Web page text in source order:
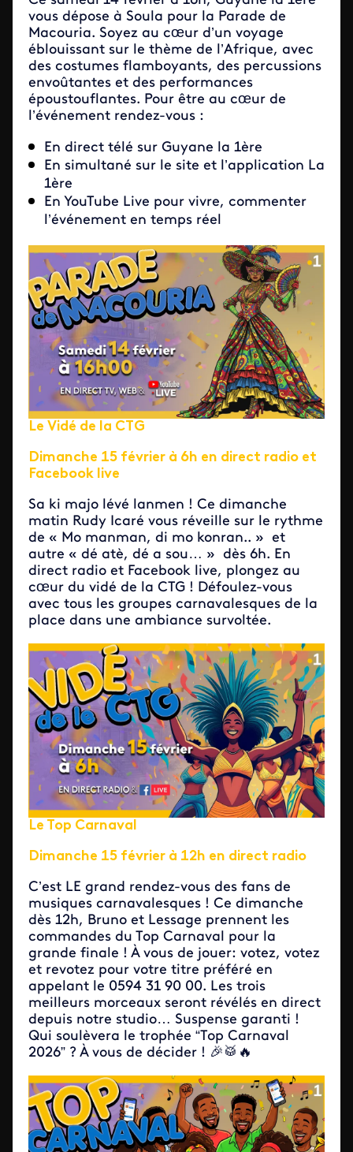
vous dépose à Soula pour la Parade de
Macouria. Soyez au cœur d’un voyage
éblouissant sur le thème de l’Afrique, avec
des costumes flamboyants, des percussions
envoûtantes et des performances
époustouflantes. Pour être au cœur de
l’événement rendez-vous :
En direct télé sur Guyane la 1ère
En simultané sur le site et l’application La
1ère
En YouTube Live pour vivre, commenter
l’événement en temps réel
Le Vidé de la CTG
Dimanche 15 février à 6h en direct radio et
Facebook live
Sa ki majo lévé lanmen ! Ce dimanche
matin Rudy Icaré vous réveille sur le rythme
de « Mo manman, di mo konran.. » et
autre « dé atè, dé a sou… » dès 6h. En
direct radio et Facebook live, plongez au
cœur du vidé de la CTG ! Défoulez-vous
avec tous les groupes carnavalesques de la
place dans une ambiance survoltée.
Le Top Carnaval
Dimanche 15 février à 12h en direct radio
C’est LE grand rendez-vous des fans de
musiques carnavalesques ! Ce dimanche
dès 12h, Bruno et Lessage prennent les
commandes du Top Carnaval pour la
grande finale ! À vous de jouer: votez, votez
et revotez pour votre titre préféré en
appelant le 0594 31 90 00. Les trois
meilleurs morceaux seront révélés en direct
depuis notre studio… Suspense garanti !
Qui soulèvera le trophée “Top Carnaval
2026” ? À vous de décider ! 🎉🥁🔥